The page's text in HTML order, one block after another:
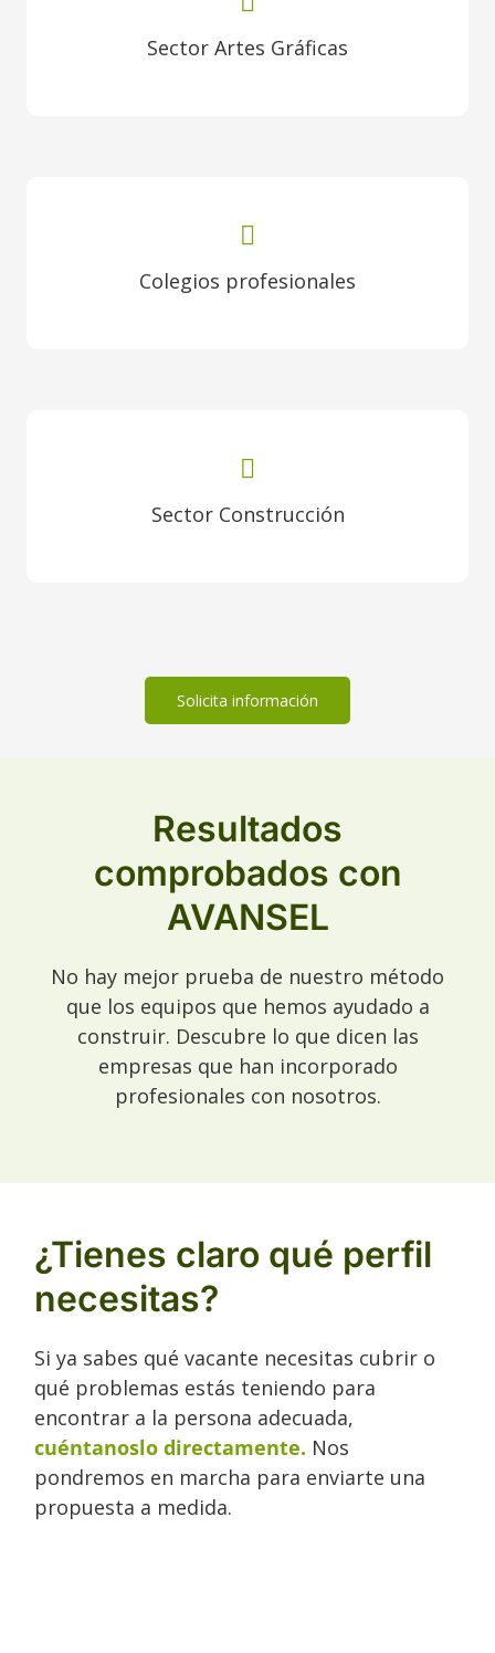
Sector Artes Gráficas
Colegios profesionales
Sector Construcción
Solicita información
Resultados
comprobados con
AVANSEL
No hay mejor prueba de nuestro método
que los equipos que hemos ayudado a
construir. Descubre lo que dicen las
empresas que han incorporado
profesionales con nosotros.
¿Tienes claro qué perfil
necesitas?
Si ya sabes qué vacante necesitas cubrir o
qué problemas estás teniendo para
encontrar a la persona adecuada,
cuéntanoslo directamente. Nos
pondremos en marcha para enviarte una
propuesta a medida.